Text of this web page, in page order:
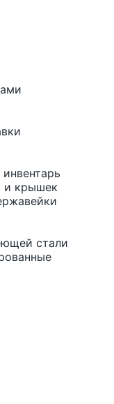
и крышек
стали